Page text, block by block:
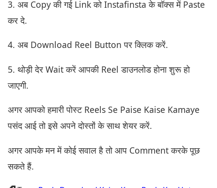
3. अब Copy की गई Link को Instafinsta के बॉक्स में Paste
कर दे.
4. अब Download Reel Button पर क्लिक करें.
5. थोड़ी देर Wait करें आपकी Reel डाउनलोड होना शुरू हो
जाएगी.
अगर आपको हमारी पोस्ट Reels Se Paise Kaise Kamaye
पसंद आई तो इसे अपने दोस्तों के साथ शेयर करें.
अगर आपके मन में कोई सवाल है तो आप Comment करके पूछ
सकते हैं.